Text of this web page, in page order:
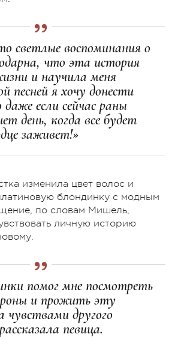
светлые воспоминания о
что эта история
и научила меня
песней я хочу донести
если сейчас раны
день, когда все будет
заживет!»
изменила цвет волос и
блондинку с модным
по словам Мишель,
личную историю
помог мне посмотреть
и прожить эту
чувствами другого
певица.